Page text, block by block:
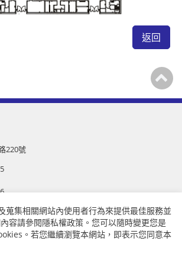
返回
220號
蒐集相關網站內使用者行為來提供最佳服務並
容請參閱隱私權政策 。您可以隨時變更您是
。若您繼續瀏覽本網站，即表示您同意本